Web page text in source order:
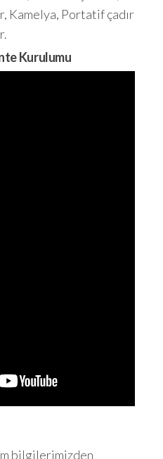
Kamelya, Portatif çadır
Kurulumu
bilgilerimizden